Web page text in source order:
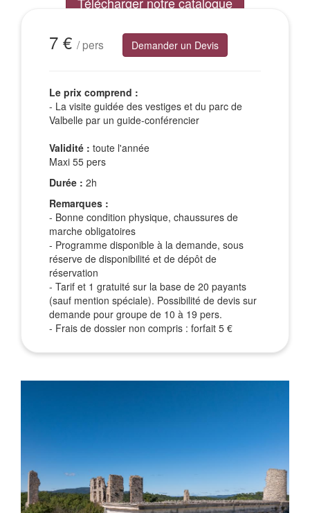
7 € / pers Demander un Devis
Le prix comprend :
- La visite guidée des vestiges et du parc de
Valbelle par un guide-conférencier
Validité : toute l'année
Maxi 55 pers
Durée : 2h
Remarques :
- Bonne condition physique, chaussures de
marche obligatoires
- Programme disponible à la demande, sous
réserve de disponibilité et de dépôt de
réservation
- Tarif et 1 gratuité sur la base de 20 payants
(sauf mention spéciale). Possibilité de devis sur
demande pour groupe de 10 à 19 pers.
- Frais de dossier non compris : forfait 5 €